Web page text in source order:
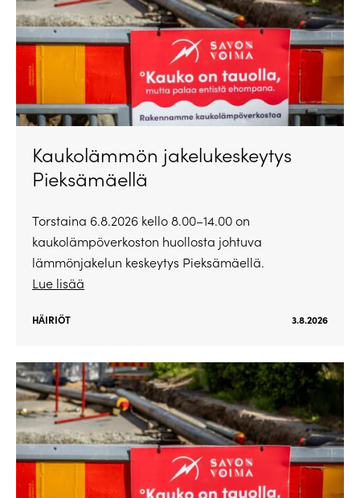
Kaukolämmön jakelukeskeytys
Pieksämäellä
Torstaina 6.8.2026 kello 8.00–14.00 on
kaukolämpöverkoston huollosta johtuva
lämmönjakelun keskeytys Pieksämäellä.
Lue lisää
HÄIRIÖT 3.8.2026